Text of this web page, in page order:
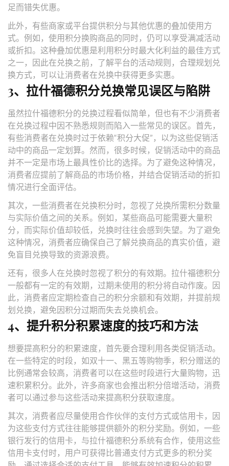
足而错失优惠。
此外，有些商家或平台提供积分与其他优惠的叠加使用方
式。例如，使用积分换购商品的同时，仍可以享受满减活动
或折扣。这种叠加优惠是利用积分时最大化利益的最佳方式
之一，因此在兑换之前，了解平台的活动规则，合理规划兑
换方式，可以让消费者在兑换中获得更多实惠。
3、拉什福德积分兑换常见误区与陷阱
虽然拉什福德积分的兑换过程看似简单，但也有不少消费者
在兑换过程中因不熟悉规则而陷入一些常见的误区。首先，
有些消费者在兑换时过于依赖“积分大促”，以为这些促销活
动中的商品一定划算。然而，很多时候，促销活动中的商品
并不一定是市场上最具性价比的选择。为了避免这种情况，
消费者应提前了解商品的市场价格，并结合促销活动的折扣
情况进行全面评估。
其次，一些消费者在兑换积分时，忽视了兑换所需积分数量
与实际价值之间的关系。例如，某些商品可能需要大量积
分，而实际价值却较低，兑换时往往会感到失望。为了避免
这种情况，消费者应确保自己了解兑换商品的真实价值，避
免盲目兑换导致的资源浪费。
还有，很多人在兑换时忽视了积分的有效期。拉什福德积分
一般都有一定的有效期，过期未使用的积分将自动作废。因
此，消费者应定期检查自己的积分余额和有效期，并提前规
划兑换，避免因积分过期而失去兑换机会。
4、提升积分积累速度的技巧和方法
想要提高积分的积累速度，首先要合理利用各类促销活动。
在一些特定的时段，如双十一、黑五等购物季，积分赠送的
比例通常会较高，消费者可以在这些时段进行大量购物，迅
速积累积分。此外，许多商家也会推出积分倍增活动，消费
者可以通过参与这些活动来提高积分获取速度。
其次，消费者应尽量使用合作伙伴的支付方式或信用卡，因
为这些支付方式往往能够提供额外的积分奖励。例如，一些
银行发行的信用卡，与拉什福德积分系统有合作，使用这些
信用卡支付时，用户可获得比普通支付方式更多的积分奖